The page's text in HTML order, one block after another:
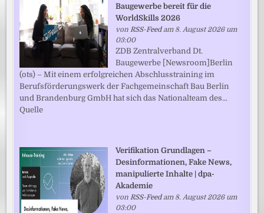
Baugewerbe bereit für die
WorldSkills 2026
von RSS-Feedam 8. August 2026 um
03:00
ZDB Zentralverband Dt.
Baugewerbe [Newsroom]Berlin
(ots) – Mit einem erfolgreichen Abschlusstraining im
Berufsförderungswerk der Fachgemeinschaft Bau Berlin
und Brandenburg GmbH hat sich das Nationalteam des...
Quelle
Verifikation Grundlagen –
Desinformationen, Fake News,
manipulierte Inhalte | dpa-
Akademie
von RSS-Feedam 8. August 2026 um
03:00